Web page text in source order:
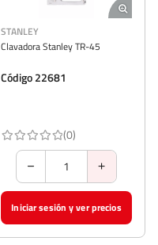
STANLEY
Clavadora Stanley TR-45
Código 22681
(0)
Iniciar sesión y ver precios